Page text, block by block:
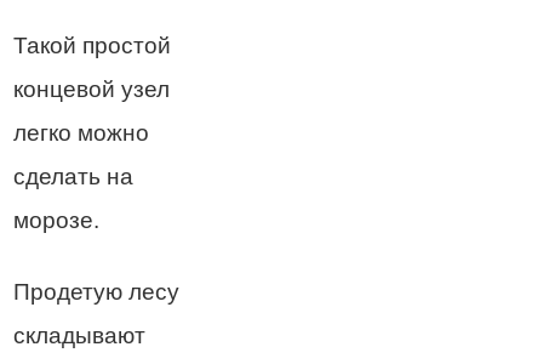
Такой простой
концевой узел
легко можно
сделать на
морозе.
Продетую лесу
складывают